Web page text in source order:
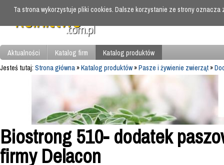
Aktualności Katalog firm
Katalog produktów
Jesteś tutaj: Strona główna»Katalog produktów»Pasze i żywienie zwierząt»
Biostrong 510- dodatek
firmy Delacon
Ta strona wykorzystuje pliki cookies. Dalsze korzystanie ze strony